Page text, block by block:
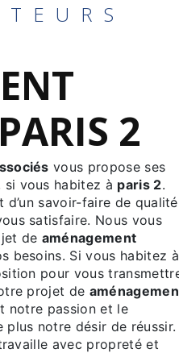
2
vous propose ses
si vous habitez à paris 2.
d’un savoir-faire de
satisfaire. Nous vous
de aménagement
besoins. Si vous habitez à
pour vous
projet de
notre passion et le
notre désir de réussir.
avec propreté et